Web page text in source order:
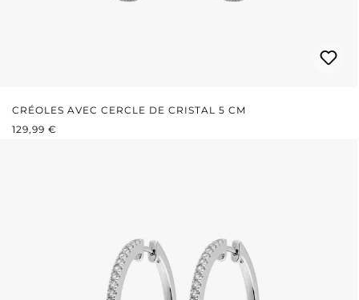
CRÉOLES AVEC CERCLE DE CRISTAL 5 CM
PRIX RÉGULIER :
129,99 €